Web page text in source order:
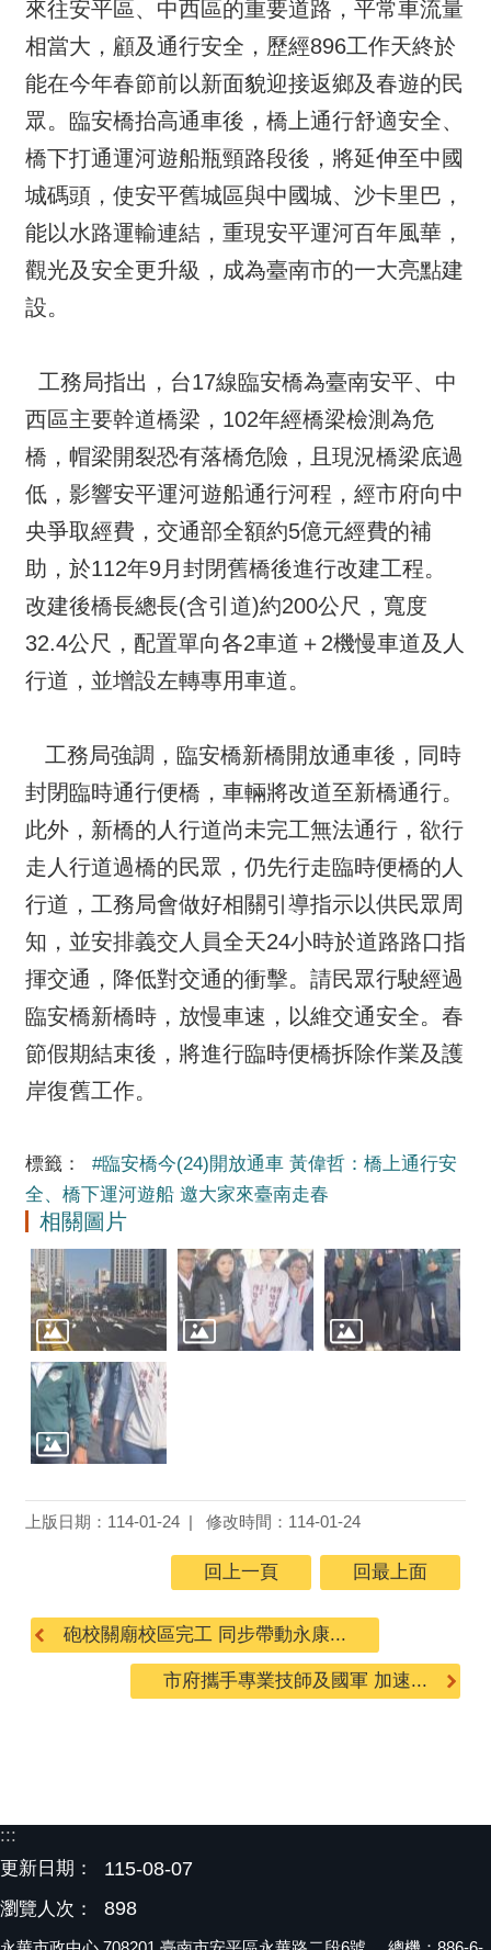
來往安平區、中西區的重要道路，平常車流量
相當大，顧及通行安全，歷經896工作天終於
能在今年春節前以新面貌迎接返鄉及春遊的民
眾。臨安橋抬高通車後，橋上通行舒適安全、
橋下打通運河遊船瓶頸路段後，將延伸至中國
城碼頭，使安平舊城區與中國城、沙卡里巴，
能以水路運輸連結，重現安平運河百年風華，
觀光及安全更升級，成為臺南市的一大亮點建
設。
工務局指出，台17線臨安橋為臺南安平、中
西區主要幹道橋梁，102年經橋梁檢測為危
橋，帽梁開裂恐有落橋危險，且現況橋梁底過
低，影響安平運河遊船通行河程，經市府向中
央爭取經費，交通部全額約5億元經費的補
助，於112年9月封閉舊橋後進行改建工程。
改建後橋長總長(含引道)約200公尺，寬度
32.4公尺，配置單向各2車道＋2機慢車道及人
行道，並增設左轉專用車道。
工務局強調，臨安橋新橋開放通車後，同時
封閉臨時通行便橋，車輛將改道至新橋通行。
此外，新橋的人行道尚未完工無法通行，欲行
走人行道過橋的民眾，仍先行走臨時便橋的人
行道，工務局會做好相關引導指示以供民眾周
知，並安排義交人員全天24小時於道路路口指
揮交通，降低對交通的衝擊。請民眾行駛經過
臨安橋新橋時，放慢車速，以維交通安全。春
節假期結束後，將進行臨時便橋拆除作業及護
岸復舊工作。
標籤：
#臨安橋今(24)開放通車 黃偉哲：橋上通行安
全、橋下運河遊船 邀大家來臺南走春
相關圖片
上版日期：114-01-24 修改時間：114-01-24
回上一頁 回最上面
砲校關廟校區完工 同步帶動永康...
市府攜手專業技師及國軍 加速...
:::
更新日期：
115-08-07
瀏覽人次： 898